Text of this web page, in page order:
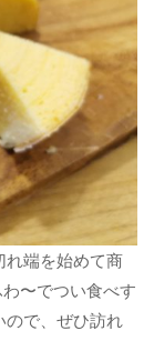
れ端を始めて商
〜でつい食べす
ので、ぜひ訪れ